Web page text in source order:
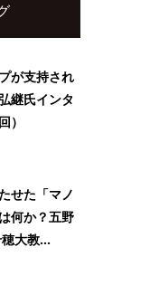
が支持され
継氏インタ
）
せた「マノ
何か？五野
大教...